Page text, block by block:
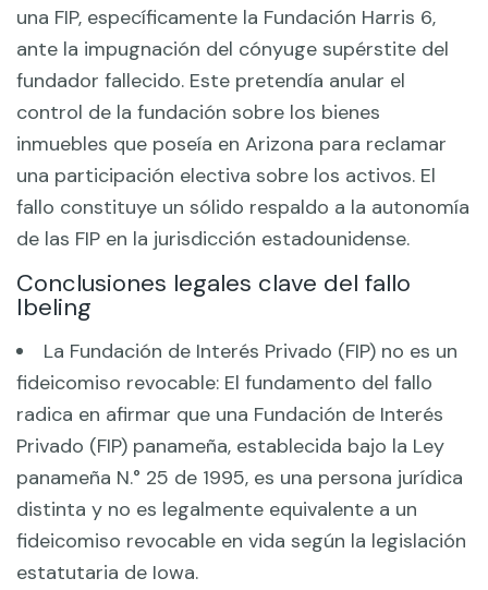
una FIP, específicamente la Fundación Harris 6,
ante la impugnación del cónyuge supérstite del
fundador fallecido. Este pretendía anular el
control de la fundación sobre los bienes
inmuebles que poseía en Arizona para reclamar
una participación electiva sobre los activos. El
fallo constituye un sólido respaldo a la autonomía
de las FIP en la jurisdicción estadounidense.
Conclusiones legales clave del fallo
Ibeling
La Fundación de Interés Privado (FIP) no es un
fideicomiso revocable: El fundamento del fallo
radica en afirmar que una Fundación de Interés
Privado (FIP) panameña, establecida bajo la Ley
panameña N.° 25 de 1995, es una persona jurídica
distinta y no es legalmente equivalente a un
fideicomiso revocable en vida según la legislación
estatutaria de Iowa.